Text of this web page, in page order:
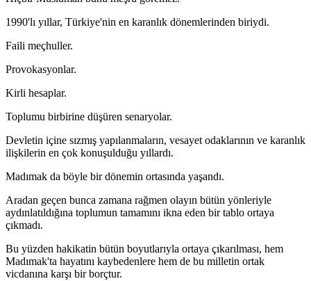
1990'lı yıllar, Türkiye'nin en karanlık dönemlerinden biriydi.
Faili meçhuller.
Provokasyonlar.
Kirli hesaplar.
Toplumu birbirine düşüren senaryolar.
Devletin içine sızmış yapılanmaların, vesayet odaklarının ve karanlık
ilişkilerin en çok konuşulduğu yıllardı.
Madımak da böyle bir dönemin ortasında yaşandı.
Aradan geçen bunca zamana rağmen olayın bütün yönleriyle
aydınlatıldığına toplumun tamamını ikna eden bir tablo ortaya
çıkmadı.
Bu yüzden hakikatin bütün boyutlarıyla ortaya çıkarılması, hem
Madımak'ta hayatını kaybedenlere hem de bu milletin ortak
vicdanına karşı bir borçtur.